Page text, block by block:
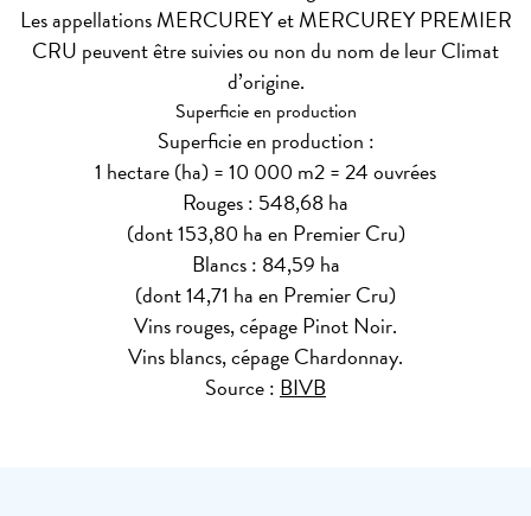
Les appellations MERCUREY et MERCUREY PREMIER
CRU peuvent être suivies ou non du nom de leur Climat
d’origine.
Superficie en production
Superficie en production :
1 hectare (ha) = 10 000 m2 = 24 ouvrées
Rouges : 548,68 ha
(dont 153,80 ha en Premier Cru)
Blancs : 84,59 ha
(dont 14,71 ha en Premier Cru)
Vins rouges, cépage Pinot Noir.
Vins blancs, cépage Chardonnay.
Source :BIVB